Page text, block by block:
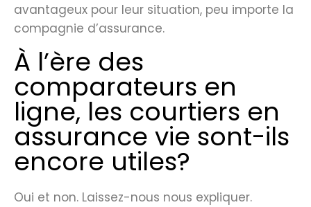
avantageux pour leur situation, peu importe la
compagnie d’assurance.
À l’ère des
comparateurs en
ligne, les courtiers en
assurance vie sont-ils
encore utiles?
Oui et non. Laissez-nous nous expliquer.